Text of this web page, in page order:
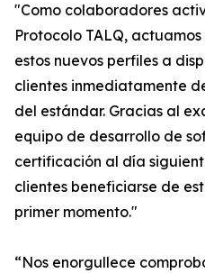
"Como colaboradores
Protocolo TALQ,
estos nuevos perfiles a
clientes inmediatamente
del estándar. Gracias al
equipo de desarrollo de
certificación al día
clientes beneficiarse de
primer momento."
“Nos enorgullece